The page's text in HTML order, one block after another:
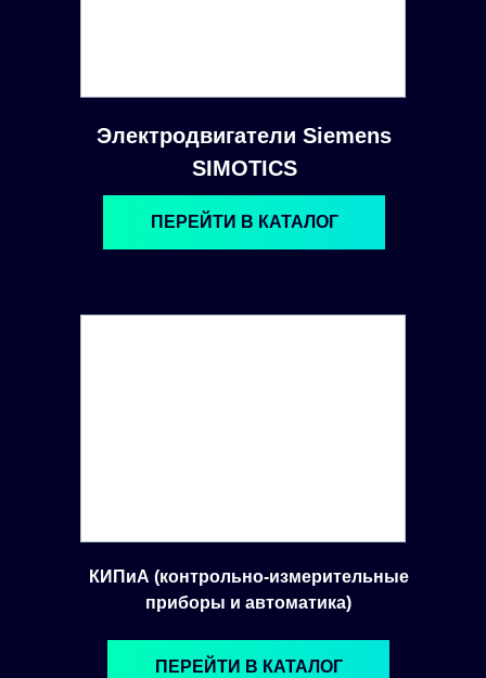
Электродвигатели Siemens
SIMOTICS
ПЕРЕЙТИ В КАТАЛОГ
КИПиА (контрольно-измерительные
приборы и автоматика)
ПЕРЕЙТИ В КАТАЛОГ